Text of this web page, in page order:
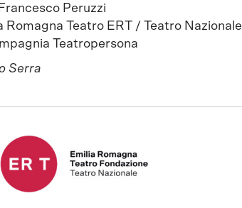
Francesco Peruzzi
Romagna Teatro ERT / Teatro Nazionale
Teatropersona
Serra